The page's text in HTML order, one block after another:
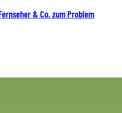
& Co. zum Problem